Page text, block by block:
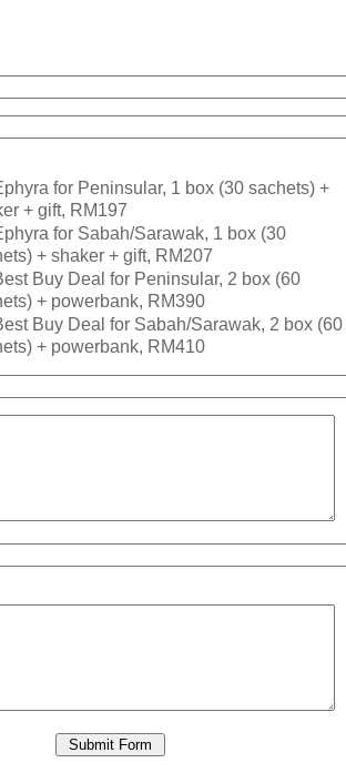
for Peninsular, 1 box (30 sachets) +
+ gift, RM197
for Sabah/Sarawak, 1 box (30
+ shaker + gift, RM207
Buy Deal for Peninsular, 2 box (60
+ powerbank, RM390
Buy Deal for Sabah/Sarawak, 2 box (60
+ powerbank, RM410